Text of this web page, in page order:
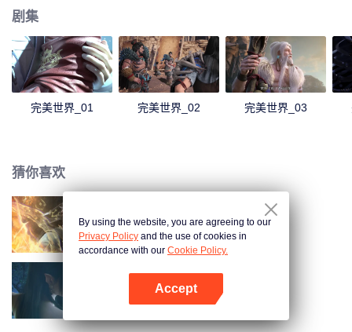
剧集
完美世界_01 完美世界_02 完美世界_03
猜你喜欢
长生界
斗破苍穹 第三季
By using the website, you are agreeing to our
Privacy Policy and the use of cookies in
accordance with our Cookie Policy.
Accept